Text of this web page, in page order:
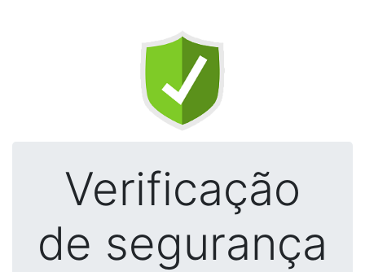
Verificação
de segurança